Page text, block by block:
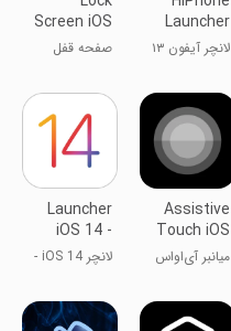
Launcher
OS
Phone:Fast
لانچر آیفون ۱۳
Screen iOS
26
صفحه قفل
Assistive
Touch iOS
میانبر آی‌اواس
Launcher
iOS 14 -
Launcher
for iPhone
لانچر iOS 14 -
آیفون 12